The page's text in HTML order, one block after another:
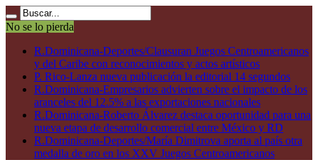
No se lo pierda
R.Dominicana-Deportes/Clausuran Juegos Centroamericanos
y del Caribe con reconocimientos y actos artísticos
P. Rico-Lanza nueva publicación la editorial 14 segundos
R.Dominicana-Empresarios advierten sobre el impacto de los
aranceles del 12.5% a las exportaciones nacionales
R.Dominicana-Roberto Álvarez destaca oportunidad para una
nueva etapa de desarrollo comercial entre México y RD
R.Dominicana-Deportes/María Dimitrova aporta al país otra
medalla de oro en los XXV Juegos Centroamericanos